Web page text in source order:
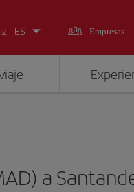
- ES
Empresas
a